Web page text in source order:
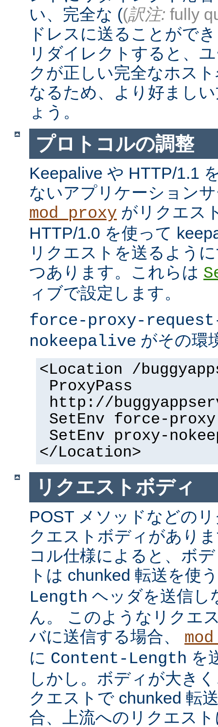
い、完全な ((訳注: fully
ドレスに送ることがで
リダイレクトすると、
クが正しい完全なホス
なるため、より好まし
ょう。
プロトコルの調整
Keepalive や HTTP/1.1
ないアプリケーション
mod_proxy がリクエス
HTTP/1.0 を使って
リクエストを送るよう
つあります。これらは
ィブで設定します。
force-proxy-
nokeepalive がその環
<Location /
ProxyPass
http://
SetEnv force-
SetEnv proxy-
</Location>
リクエストボディ
POST メソッドなどの
クエストボディがあり
コル仕様によると、ボ
トは chunked 転送を使
Length ヘッダを送信し
ん。 このようなリクエ
バに送信する場合、
に Content-Length を
しかし。ボディが大き
クエストで chunked 転
合、上流へのリクエス